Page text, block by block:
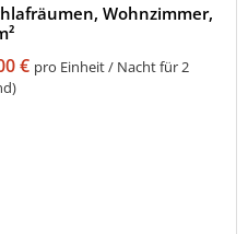
Wohnzimmer,
€ pro Einheit / Nacht für 2